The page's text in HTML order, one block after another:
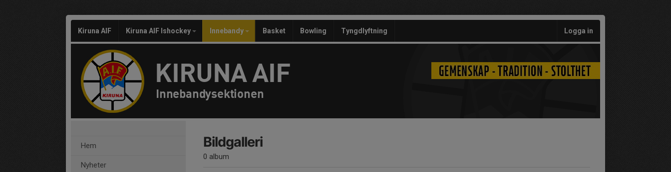
Kiruna AIF Kiruna AIF Ishockey Innebandy Basket Bowling Tyngdlyftning Logga in
KIRUNA AIF
Innebandysektionen
Hem
Nyheter
Bildgalleri
0 album